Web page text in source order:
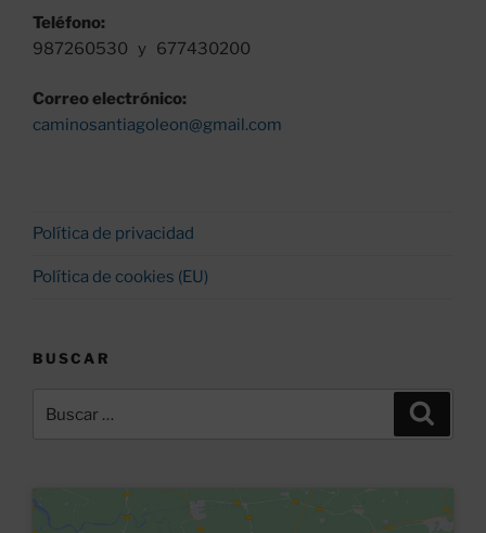
Teléfono:
987260530 y 677430200
Correo electrónico:
caminosantiagoleon@gmail.com
Política de privacidad
Política de cookies (EU)
BUSCAR